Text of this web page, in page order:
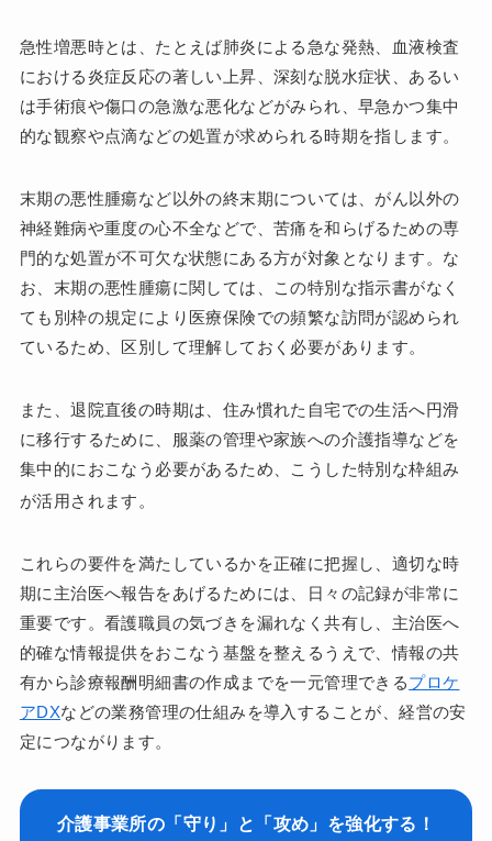
急性増悪時とは、たとえば肺炎による急な発熱、血液検査
における炎症反応の著しい上昇、深刻な脱水症状、あるい
は手術痕や傷口の急激な悪化などがみられ、早急かつ集中
的な観察や点滴などの処置が求められる時期を指します。
末期の悪性腫瘍など以外の終末期については、がん以外の
神経難病や重度の心不全などで、苦痛を和らげるための専
門的な処置が不可欠な状態にある方が対象となります。な
お、末期の悪性腫瘍に関しては、この特別な指示書がなく
ても別枠の規定により医療保険での頻繁な訪問が認められ
ているため、区別して理解しておく必要があります。
また、退院直後の時期は、住み慣れた自宅での生活へ円滑
に移行するために、服薬の管理や家族への介護指導などを
集中的におこなう必要があるため、こうした特別な枠組み
が活用されます 。
これらの要件を満たしているかを正確に把握し、適切な時
期に主治医へ報告をあげるためには、日々の記録が非常に
重要です。看護職員の気づきを漏れなく共有し、主治医へ
的確な情報提供をおこなう基盤を整えるうえで、情報の共
有から診療報酬明細書の作成までを一元管理できるプロケ
アDXなどの業務管理の仕組みを導入することが、経営の安
定につながります。
介護事業所の「守り」と「攻め」を強化する！